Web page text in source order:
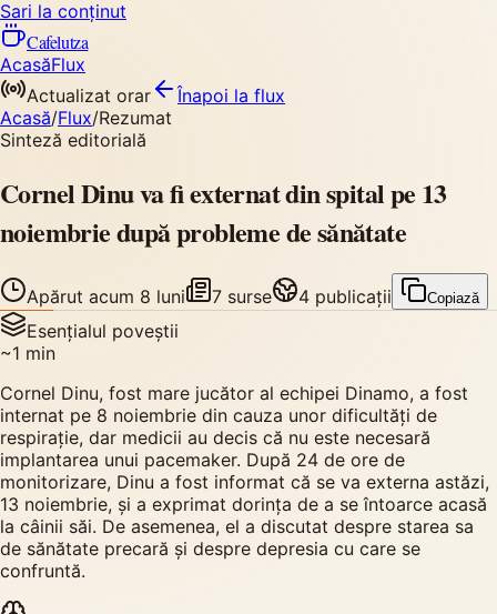
Sari la conținut
Cafelutza
AcasăFlux
Actualizat orar
Înapoi la flux
Acasă/Flux/Rezumat
Sinteză editorială
Cornel Dinu va fi externat din spital pe 13
noiembrie după probleme de sănătate
Apărut acum 8 luni 7 surse 4 publicații Copiază
Esențialul poveștii
~1 min
Cornel Dinu, fost mare jucător al echipei Dinamo, a fost
internat pe 8 noiembrie din cauza unor dificultăți de
respirație, dar medicii au decis că nu este necesară
implantarea unui pacemaker. După 24 de ore de
monitorizare, Dinu a fost informat că se va externa astăzi,
13 noiembrie, și a exprimat dorința de a se întoarce acasă
la câinii săi. De asemenea, el a discutat despre starea sa
de sănătate precară și despre depresia cu care se
confruntă.